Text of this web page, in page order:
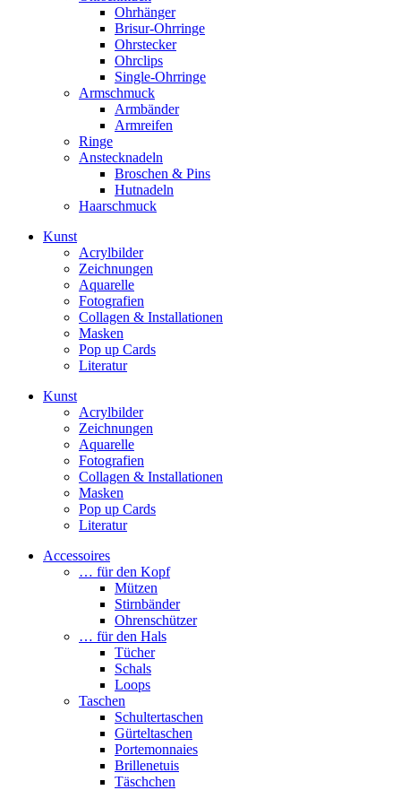
Ohrhänger
Brisur-Ohrringe
Ohrstecker
Ohrclips
Single-Ohrringe
Armschmuck
Armbänder
Armreifen
Ringe
Anstecknadeln
Broschen & Pins
Hutnadeln
Haarschmuck
Kunst
Acrylbilder
Zeichnungen
Aquarelle
Fotografien
Collagen & Installationen
Masken
Pop up Cards
Literatur
Kunst
Acrylbilder
Zeichnungen
Aquarelle
Fotografien
Collagen & Installationen
Masken
Pop up Cards
Literatur
Accessoires
… für den Kopf
Mützen
Stirnbänder
Ohrenschützer
… für den Hals
Tücher
Schals
Loops
Taschen
Schultertaschen
Gürteltaschen
Portemonnaies
Brillenetuis
Täschchen